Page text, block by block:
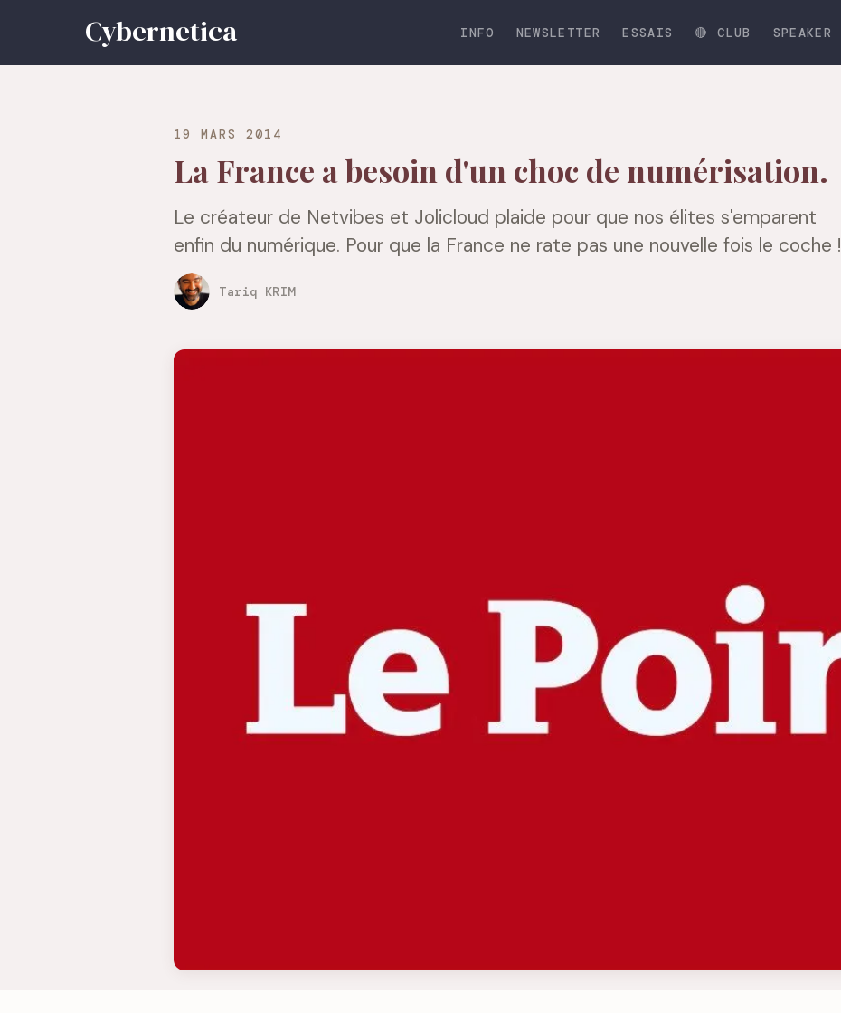
INFO NEWSLETTER ESSAIS 🔴 CLUB SPEAKER
19 MARS 2014
La France a besoin d'un choc de numérisation.
Le créateur de Netvibes et Jolicloud plaide pour que nos élites s'emparent
enfin du numérique. Pour que la France ne rate pas une nouvelle fois le coche !
Tariq KRIM